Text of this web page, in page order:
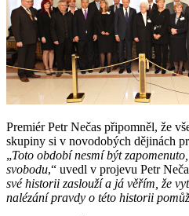
Premiér Petr Nečas připomněl, že
skupiny si v novodobých dějinách
„Toto období nesmí být
svobodu,“ uvedl v projevu Petr
své historii zaslouží a já věřím, že
nalézání pravdy o této historii